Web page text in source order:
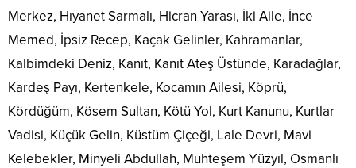
Merkez, Hıyanet Sarmalı, Hicran Yarası, İki Aile, İnce
Memed, İpsiz Recep, Kaçak Gelinler, Kahramanlar,
Kalbimdeki Deniz, Kanıt, Kanıt Ateş Üstünde, Karadağlar,
Kardeş Payı, Kertenkele, Kocamın Ailesi, Köprü,
Kördüğüm, Kösem Sultan, Kötü Yol, Kurt Kanunu, Kurtlar
Vadisi, Küçük Gelin, Küstüm Çiçeği, Lale Devri, Mavi
Kelebekler, Minyeli Abdullah, Muhteşem Yüzyıl, Osmanlı